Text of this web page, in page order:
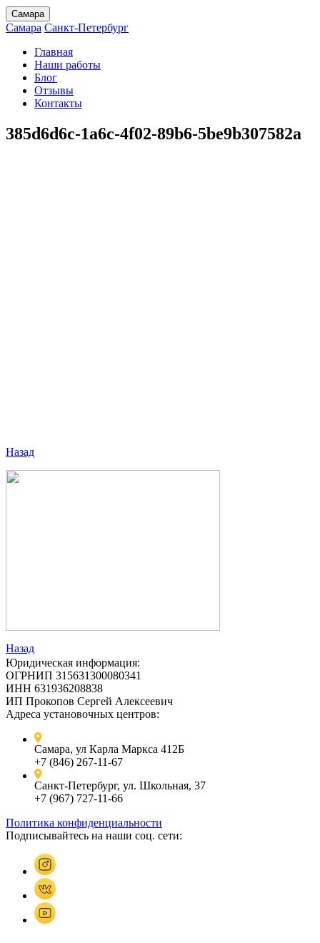
Самара
Самара Санкт-Петербург
Главная
Наши работы
Блог
Отзывы
Контакты
385d6d6c-1a6c-4f02-89b6-5be9b307582a
Назад
Назад
Юридическая информация:
ОГРНИП 315631300080341
ИНН 631936208838
ИП Прокопов Сергей Алексеевич
Адреса установочных центров:
Самара, ул Карла Маркса 412Б
+7 (846) 267-11-67
Санкт-Петербург, ул. Школьная, 37
+7 (967) 727-11-66
Политика конфиденциальности
Подписывайтесь на наши соц. сети: